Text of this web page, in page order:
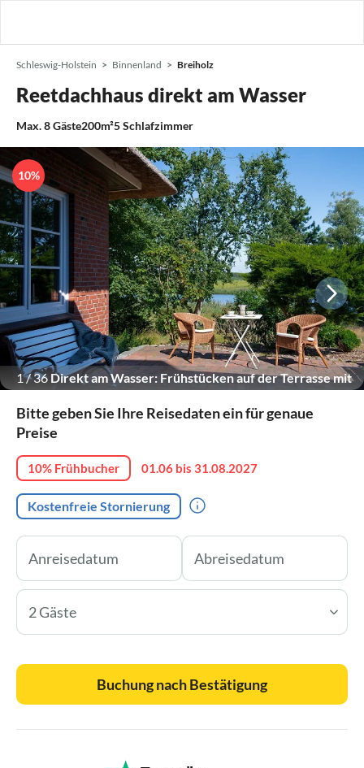
Schleswig-Holstein Binnenland Breiholz
Reetdachhaus direkt am Wasser
Max.8Gäste200m²5Schlafzimmer
1/36 Direkt am Wasser: Frühstücken auf der Terrasse mit
10%
Bitte geben Sie Ihre Reisedaten ein für genaue
Preise
10% Frühbucher 01.06 bis 31.08.2027
Kostenfreie Stornierung
2 Gäste
Buchung nach Bestätigung